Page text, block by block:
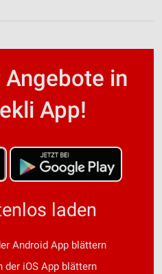
in
App!
laden
Android App blättern
iOS App blättern